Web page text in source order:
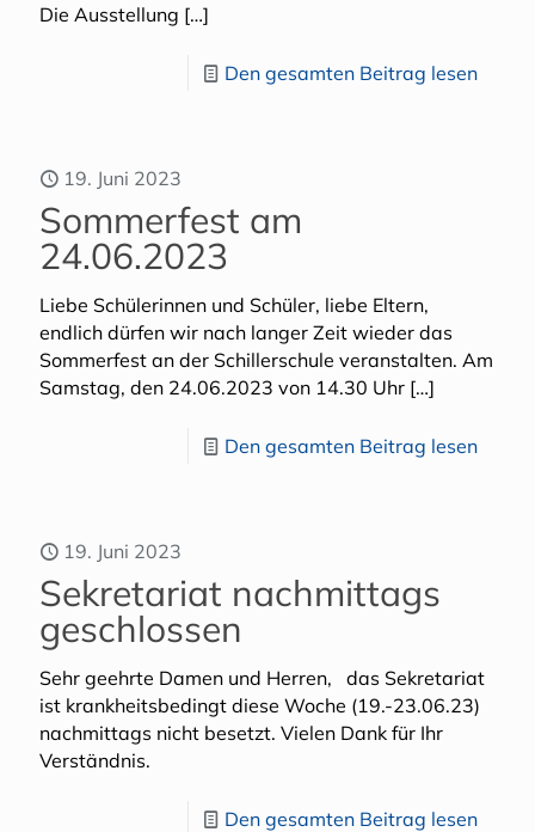
Die Ausstellung […]
Den gesamten Beitrag lesen
19. Juni 2023
Sommerfest am
24.06.2023
Liebe Schülerinnen und Schüler, liebe Eltern,
endlich dürfen wir nach langer Zeit wieder das
Sommerfest an der Schillerschule veranstalten. Am
Samstag, den 24.06.2023 von 14.30 Uhr […]
Den gesamten Beitrag lesen
19. Juni 2023
Sekretariat nachmittags
geschlossen
Sehr geehrte Damen und Herren, das Sekretariat
ist krankheitsbedingt diese Woche (19.-23.06.23)
nachmittags nicht besetzt. Vielen Dank für Ihr
Verständnis.
Den gesamten Beitrag lesen